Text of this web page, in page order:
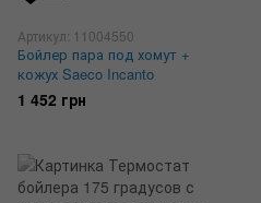
Артикул: ‎11004550
Бойлер пара под хомут +
кожух Saeco Incanto
1 452 грн